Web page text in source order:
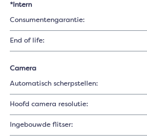
*Intern
Consumentengarantie:
End of life:
Camera
Automatisch scherpstellen:
Hoofd camera resolutie:
Ingebouwde flitser: